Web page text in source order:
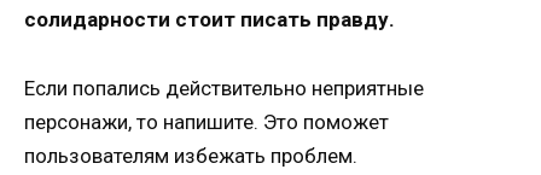
солидарности стоит писать правду.
Если попались действительно неприятные
персонажи, то напишите. Это поможет
пользователям избежать проблем.